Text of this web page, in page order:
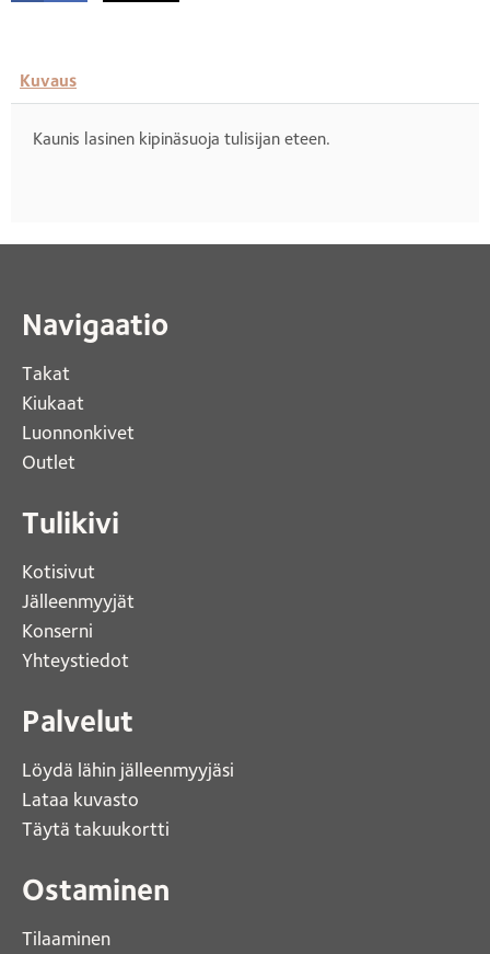
Kuvaus
Kaunis lasinen kipinäsuoja tulisijan eteen.
Navigaatio
Takat
Kiukaat
Luonnonkivet
Outlet
Tulikivi
Kotisivut
Jälleenmyyjät
Konserni
Yhteystiedot
Palvelut
Löydä lähin jälleenmyyjäsi
Lataa kuvasto
Täytä takuukortti
Ostaminen
Tilaaminen